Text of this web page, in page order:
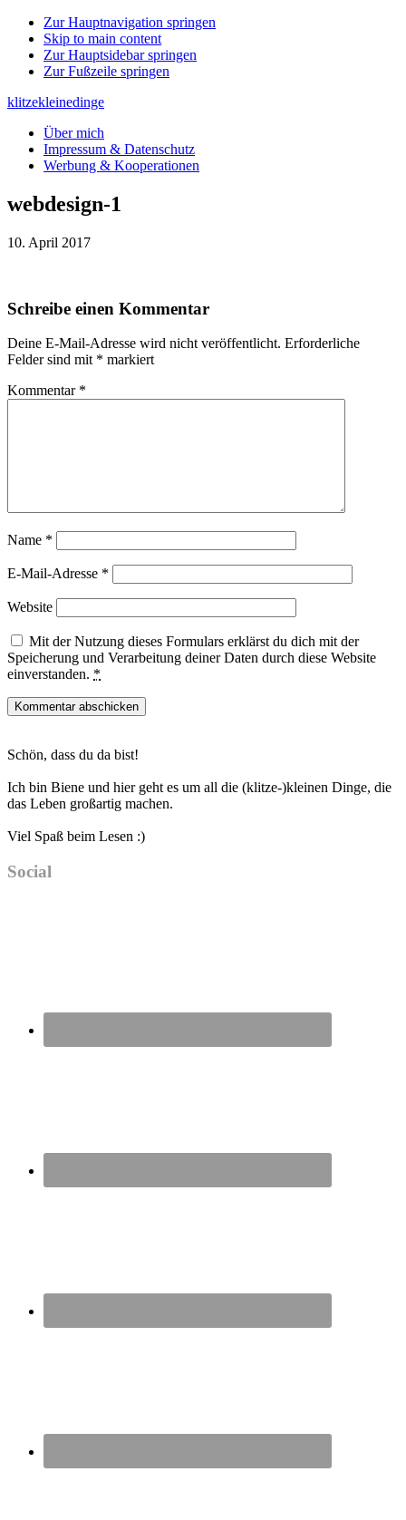
Zur Hauptnavigation springen
Skip to main content
Zur Hauptsidebar springen
Zur Fußzeile springen
klitzekleinedinge
Über mich
Impressum & Datenschutz
Werbung & Kooperationen
webdesign-1
10. April 2017
Leser-
Schreibe einen Kommentar
Deine E-Mail-Adresse wird nicht veröffentlicht. Erforderliche
Felder sind mit * markiert
Kommentar *
Name *
E-Mail-Adresse *
Website
Mit der Nutzung dieses Formulars erklärst du dich mit der
Speicherung und Verarbeitung deiner Daten durch diese Website
einverstanden. *
Sidebar
Schön, dass du da bist!
Ich bin Biene und hier geht es um all die (klitze-)kleinen Dinge, die
das Leben großartig machen.
Viel Spaß beim Lesen :)
Social